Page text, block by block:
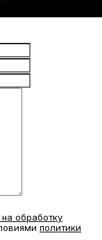
обработку
политики